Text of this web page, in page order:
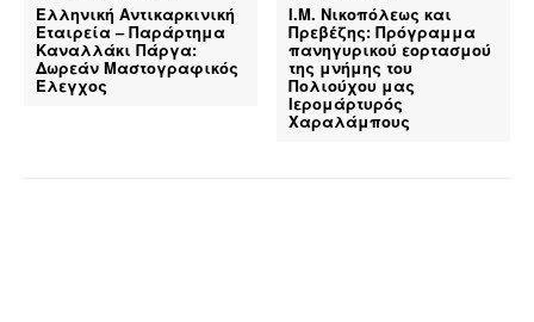
Ελληνική Αντικαρκινική
Εταιρεία – Παράρτημα
Καναλλάκι Πάργα:
Δωρεάν Μαστογραφικός
Έλεγχος
Ι.Μ. Νικοπόλεως και
Πρεβέζης: Πρόγραμμα
πανηγυρικού εορτασμού
της μνήμης του
Πολιούχου μας
Ιερομάρτυρός
Χαραλάμπους